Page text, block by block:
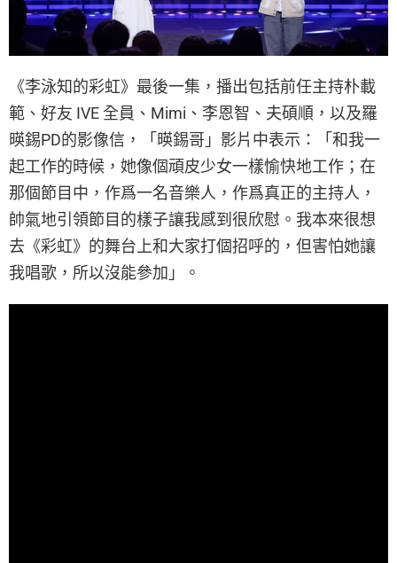
《李泳知的彩虹》最後一集，播出包括前任主持朴載
範、好友 IVE 全員、Mimi、李恩智、夫碩順，以及羅
暎錫PD的影像信，「暎錫哥」影片中表示：「和我一
起工作的時候，她像個頑皮少女一樣愉快地工作；在
那個節目中，作爲一名音樂人，作爲真正的主持人，
帥氣地引領節目的樣子讓我感到很欣慰。我本來很想
去《彩虹》的舞台上和大家打個招呼的，但害怕她讓
我唱歌，所以沒能參加」。